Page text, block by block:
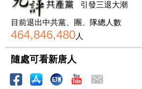
引發三退大潮
目前退出中共黨、團、隊總人數
464,846,480人
隨處可看新唐人